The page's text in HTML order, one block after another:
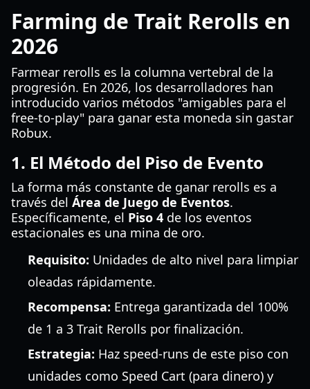
Farming de Trait Rerolls en
2026
Farmear rerolls es la columna vertebral de la
progresión. En 2026, los desarrolladores han
introducido varios métodos "amigables para el
free-to-play" para ganar esta moneda sin gastar
Robux.
1. El Método del Piso de Evento
La forma más constante de ganar rerolls es a
través del Área de Juego de Eventos.
Específicamente, el Piso 4 de los eventos
estacionales es una mina de oro.
Requisito: Unidades de alto nivel para limpiar
oleadas rápidamente.
Recompensa: Entrega garantizada del 100%
de 1 a 3 Trait Rerolls por finalización.
Estrategia: Haz speed-runs de este piso con
unidades como Speed Cart (para dinero) y